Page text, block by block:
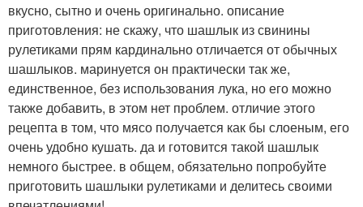
вкусно, сытно и очень оригинально. описание
приготовления: не скажу, что шашлык из свинины
рулетиками прям кардинально отличается от обычных
шашлыков. маринуется он практически так же,
единственное, без использования лука, но его можно
также добавить, в этом нет проблем. отличие этого
рецепта в том, что мясо получается как бы слоеным, его
очень удобно кушать. да и готовится такой шашлык
немного быстрее. в общем, обязательно попробуйте
приготовить шашлыки рулетиками и делитесь своими